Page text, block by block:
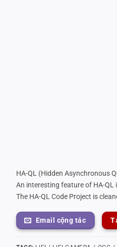
HA-QL (Hidden Asynchronous
An interesting feature of HA-
The HA-QL Code Project is
Email cộng tác